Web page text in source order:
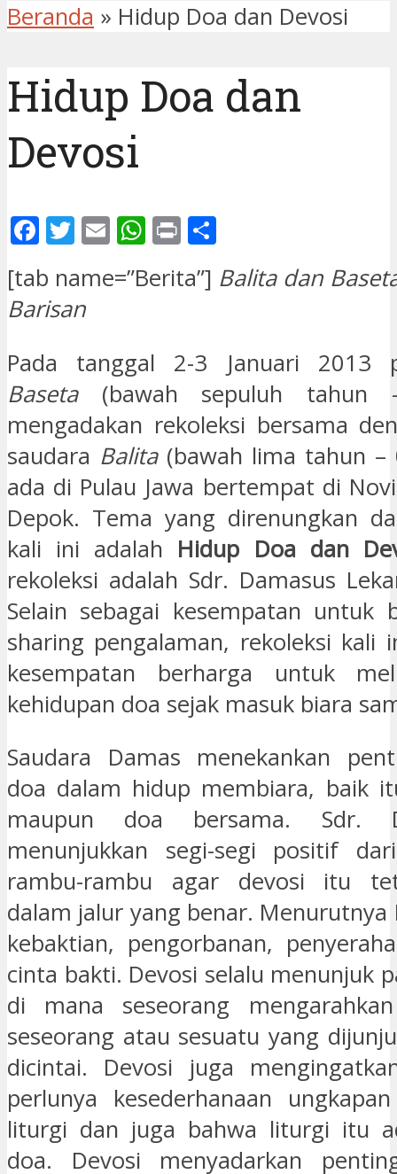
Beranda » Hidup Doa dan Devosi
Hidup Doa dan
Devosi
Facebook
Twitter
EmailWhatsApp
Print
[tab name=”Berita”] Balita dan
Barisan
Pada tanggal 2-3 Januari 2013
Baseta (bawah sepuluh
mengadakan rekoleksi bersama
saudara Balita(bawah lima tahun –
ada di Pulau Jawa bertempat di
Depok. Tema yang direnungkan
kali ini adalah Hidup Doa dan
rekoleksi adalah Sdr. Damasus
Selain sebagai kesempatan untuk
sharing pengalaman, rekoleksi kali
kesempatan berharga untuk
kehidupan doa sejak masuk biara
Saudara Damas menekankan
doa dalam hidup membiara, baik
maupun doa bersama. Sdr.
menunjukkan segi-segi positif
rambu-rambu agar devosi itu
dalam jalur yang benar. Menurutnya
kebaktian, pengorbanan,
cinta bakti. Devosi selalu menunjuk
di mana seseorang
seseorang atau sesuatu yang
dicintai. Devosi juga
perlunya kesederhanaan
liturgi dan juga bahwa liturgi itu
doa. Devosi menyadarkan